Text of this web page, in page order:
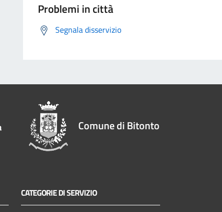
Problemi in città
Segnala disservizio
Comune di Bitonto
CATEGORIE DI SERVIZIO